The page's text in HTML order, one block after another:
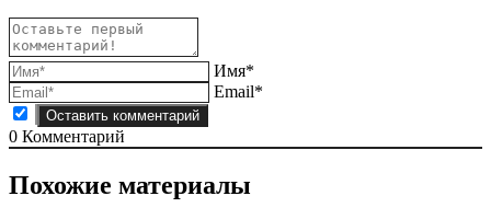
Имя*
Email*
0 Комментарий
Похожие материалы